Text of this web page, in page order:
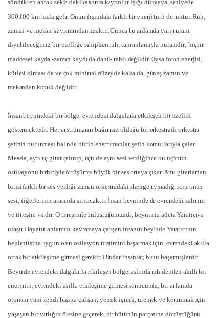
söndükten ancak sekiz dakika sonra kaybolur. Işığı dünyaya, saniyede
300.000 km hızla gelir. Onun dışındaki farklı bir enerji türü de ruhtur. Ruh,
zaman ve mekan kavramından uzaktır. Güneş bu anlamda yarı nurani
diyebileceğimiz bir özelliğe sahipken ruh, tam anlamıyla nuranidir; hiçbir
maddesel kayda -zaman kaydı da dahil- tabii değildir. Oysa foton enerjisi,
kütlesi olmasa da ve çok minimal düzeyde kalsa da, güneş zaman ve
mekandan kopuk değildir.
İnsan beynindeki bir bölge, evrendeki dalgalarla etkileşen bir özellik
göstermektedir. Her enstrümanın bağımsız olduğu bir orkestrada orkestra
şefinin bulunması halinde bütün enstrümanlar, şefin komutlarıyla çalar.
Mesela, ayrı üç gitar çalınıp, üçü de aynı sesi verdiğinde bu üçünün
osülasyonu birbiriyle örtüşür ve büyük bir ses ortaya çıkar. Ama gitarlardan
birisi farklı bir ses verdiği zaman orkestradaki ahenge uymadığı için onun
sesi, diğerlerinin arasında sırıtacaktır. İnsan beyninde de evrendeki salınım
ve titreşim vardır. O titreşimle buluştuğumuzda, beynimiz adeta Yaratıcıya
ulaşır. Hayatın anlamını kavramaya çalışan insanın beyinde Yaratıcının
beklentisine uygun olan osilasyon üretimini başarmak için, evrendeki akılla
ortak bir etkileşime girmesi gerekir. Dindar insanlar, bunu başarmışlardır.
Beyinde evrendeki dalgalarla etkileşen bölge, aslında ruh denilen akıllı bir
enerjinin, evrendeki akılla etkileşime girmesi sonucunda, bir anlamda
otonom yani kendi başına çalışan, yemek içmek, üremek ve korunmak için
yaşayan bir varlığın ötesine geçerek, bir bütünün parçasına dönüştüğünü